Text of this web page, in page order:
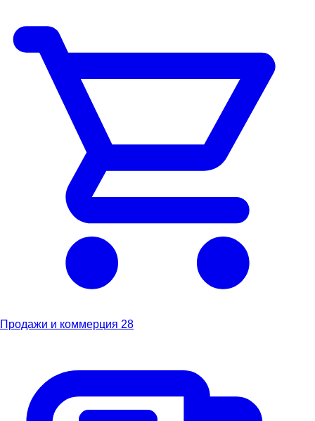
Продажи и коммерция 28